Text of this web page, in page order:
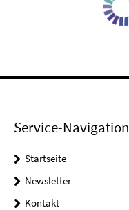
Service-Navigation
Startseite
Newsletter
Kontakt